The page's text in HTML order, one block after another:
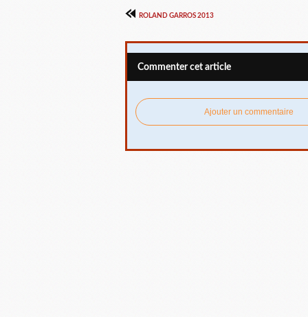
ROLAND GARROS 2013
Commenter cet article
Ajouter un commentaire